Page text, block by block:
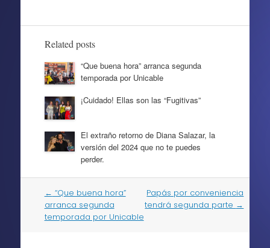
Related posts
“Que buena hora” arranca segunda
temporada por Unicable
¡Cuidado! Ellas son las “Fugitivas”
El extraño retorno de Diana Salazar, la
versión del 2024 que no te puedes
perder.
Post
navigation
← “Que buena hora”
arranca segunda
temporada por Unicable
Papás por conveniencia
tendrá segunda parte →